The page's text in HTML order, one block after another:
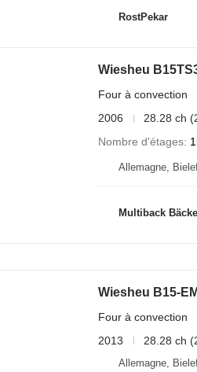
RostPekar
Wiesheu
Four à convection
2006
28.28 ch
Nombre d'étages
Allemagne,
Multiback
Wiesheu B15-EM
Four à convection
2013
28.28 ch
Allemagne,